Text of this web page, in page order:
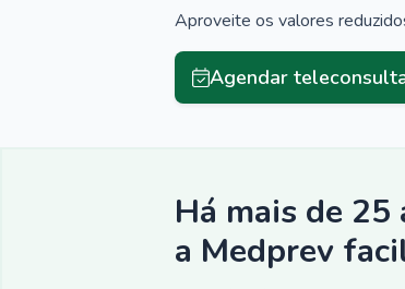
Aproveite os valores
Agendar
Há mais de 25
a Medprev